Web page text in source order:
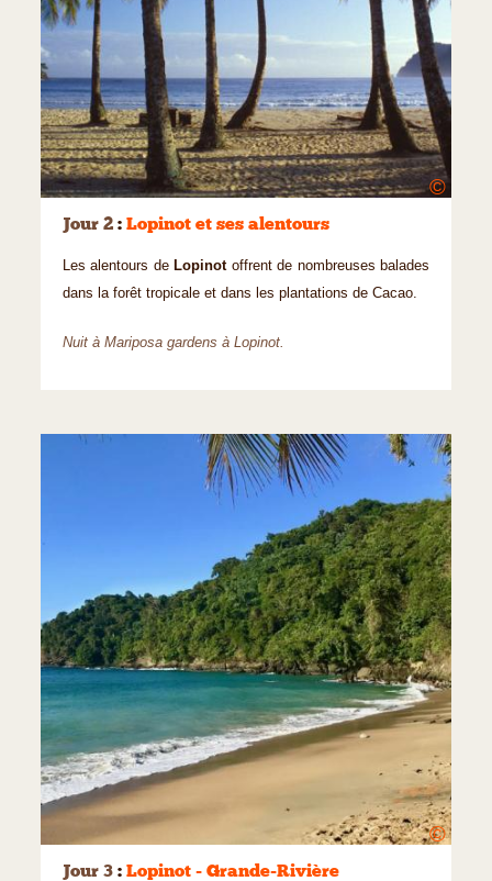
©
Jour 2 : Lopinot et ses alentours
Les alentours de Lopinotoffrent de nombreuses balades
dans la forêt tropicale et dans les plantations de Cacao.
Nuit à Mariposa gardens à Lopinot.
©
Jour 3 : Lopinot - Grande-Rivière